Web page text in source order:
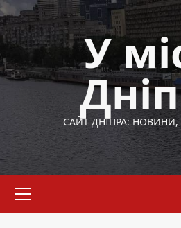
Перейти
до
вмісту
У
САЙТ ДНІПРА: НОВИНИ,
меню